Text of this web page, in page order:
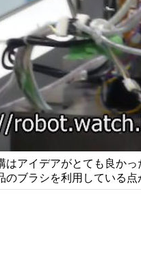
はアイデアがとても良か
のブラシを利用している点